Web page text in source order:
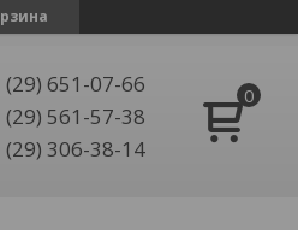
(29) 651-07-66
(29) 561-57-38
(29) 306-38-14